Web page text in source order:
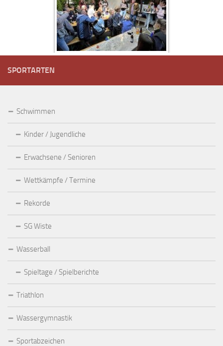
SPORTARTEN
Schwimmen
Kinder / Jugendliche
Erwachsene / Senioren
Wettkämpfe / Termine
Rekorde
SG Wiste
Wasserball
Spieltage / Spielberichte
Triathlon
Wassergymnastik
Sportabzeichen